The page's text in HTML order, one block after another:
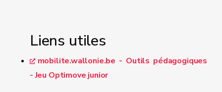
Liens utiles
mobilite.wallonie.be - Outils pédagogiques
- Jeu Optimove junior